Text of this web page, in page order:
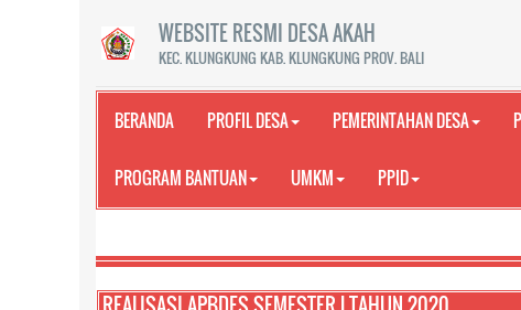
WEBSITE RESMI DESA AKAH
KEC. KLUNGKUNG KAB. KLUNGKUNG PROV. BALI
BERANDA PROFIL DESA PEMERINTAHAN DESA
PROGRAM BANTUAN UMKM PPID